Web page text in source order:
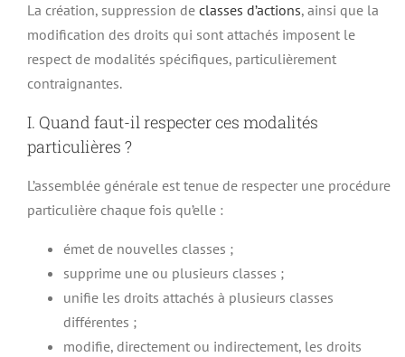
La création, suppression de classes d’actions, ainsi que la
modification des droits qui sont attachés imposent le
respect de modalités spécifiques, particulièrement
contraignantes.
I. Quand faut-il respecter ces modalités
particulières ?
L’assemblée générale est tenue de respecter une procédure
particulière chaque fois qu’elle :
émet de nouvelles classes ;
supprime une ou plusieurs classes ;
unifie les droits attachés à plusieurs classes
différentes ;
modifie, directement ou indirectement, les droits